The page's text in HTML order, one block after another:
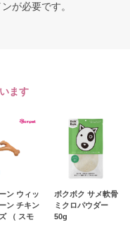
ンが必要です。
ます
ン ウィッ
ン チキン
（ スモ
ボクボク サメ軟骨
ミクロパウダー
50g